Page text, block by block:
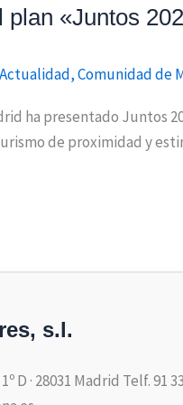
plan «Juntos
Actualidad,Comunidad de
ha presentado Juntos
de proximidad y
s.l.
D · 28031 Madrid Telf. 91